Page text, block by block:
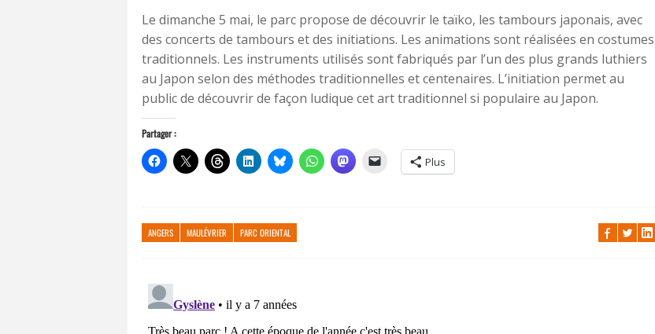
Le dimanche 5 mai, le parc propose de découvrir le taïko, les tambours japonais, avec
des concerts de tambours et des initiations. Les animations sont réalisées en costumes
traditionnels. Les instruments utilisés sont fabriqués par l’un des plus grands luthiers
au Japon selon des méthodes traditionnelles et centenaires. L’initiation permet au
public de découvrir de façon ludique cet art traditionnel si populaire au Japon.
Partager :
Plus
ANGERS MAULÉVRIER PARC ORIENTAL